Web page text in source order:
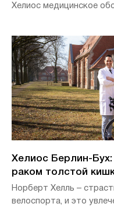
Хелиос медицинское
Хелиос Берлин-
раком толстой
Норберт Хелль –
велоспорта, и это